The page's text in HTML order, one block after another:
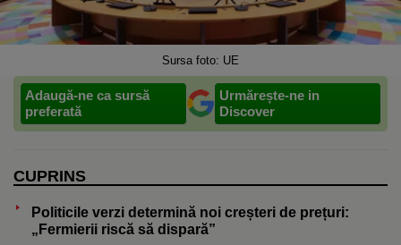
Sursa foto: UE
Adaugă-ne ca sursă
preferată
Urmărește-ne in
Discover
CUPRINS
Politicile verzi determină noi creșteri de prețuri:
„Fermierii riscă să dispară”